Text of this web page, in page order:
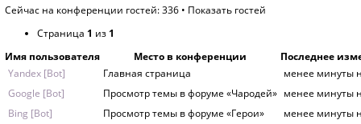
Сейчас на конференции гостей: 336 • Показать гостей
Страница 1 из 1
Имя пользователя
Место в конференции
Последнее
Yandex [Bot]
Главная страница
менее минуты
Google [Bot]
Просмотр темы в форуме «Чародей» менее минуты
Bing [Bot]
Просмотр темы в форуме «Герои»
менее минуты